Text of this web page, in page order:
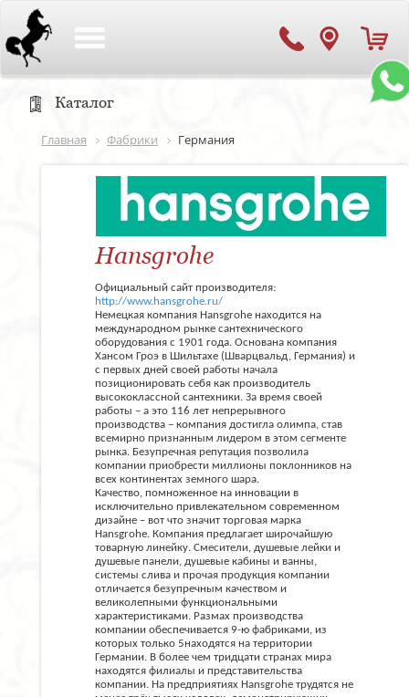
Каталог
Главная Фабрики Германия
Hansgrohe
Официальный сайт производителя:
http://www.hansgrohe.ru/
Немецкая компания Hansgrohe находится на
международном рынке сантехнического
оборудования с 1901 года. Основана компания
Хансом Гроэ в Шильтахе (Шварцвальд, Германия) и
с первых дней своей работы начала
позиционировать себя как производитель
высококлассной сантехники. За время своей
работы – а это 116 лет непрерывного
производства – компания достигла олимпа, став
всемирно признанным лидером в этом сегменте
рынка. Безупречная репутация позволила
компании приобрести миллионы поклонников на
всех континентах земного шара.
Качество, помноженное на инновации в
исключительно привлекательном современном
дизайне – вот что значит торговая марка
Hansgrohe. Компания предлагает широчайшую
товарную линейку. Смесители, душевые лейки и
душевые панели, душевые кабины и ванны,
системы слива и прочая продукция компании
отличается безупречным качеством и
великолепными функциональными
характеристиками. Размах производства
компании обеспечивается 9-ю фабриками, из
которых только 5находятся на территории
Германии. В более чем тридцати странах мира
находятся филиалы и представительства
компании. На предприятиях Hansgrohe трудятся не